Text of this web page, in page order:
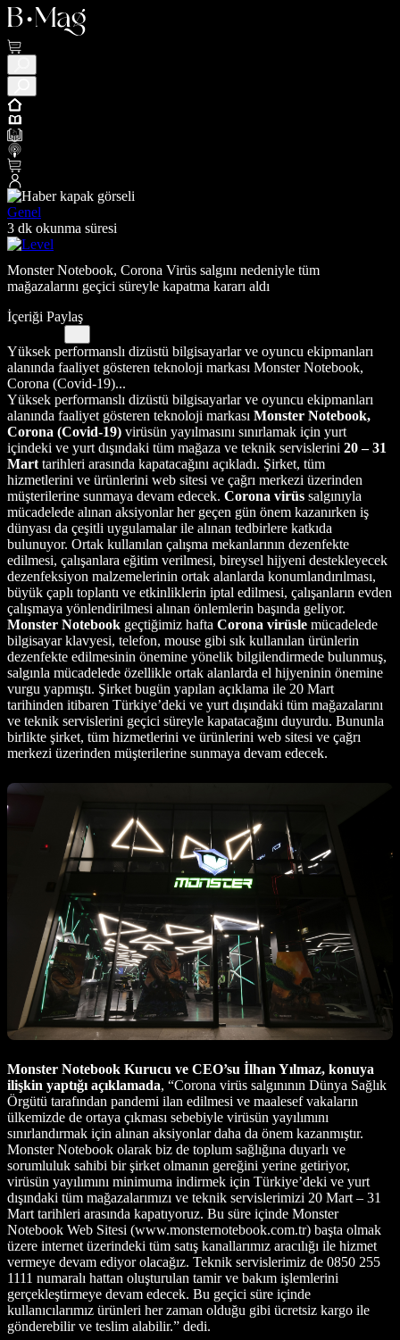
Genel
3 dk okunma süresi
Monster Notebook, Corona Virüs salgını nedeniyle tüm
mağazalarını geçici süreyle kapatma kararı aldı
İçeriği Paylaş
Yüksek performanslı dizüstü bilgisayarlar ve oyuncu ekipmanları
alanında faaliyet gösteren teknoloji markası Monster Notebook,
Corona (Covid-19)...
Yüksek performanslı dizüstü bilgisayarlar ve oyuncu ekipmanları
alanında faaliyet gösteren teknoloji markası Monster Notebook,
Corona (Covid-19) virüsün yayılmasını sınırlamak için yurt
içindeki ve yurt dışındaki tüm mağaza ve teknik servislerini 20 – 31
Mart tarihleri arasında kapatacağını açıkladı. Şirket, tüm
hizmetlerini ve ürünlerini web sitesi ve çağrı merkezi üzerinden
müşterilerine sunmaya devam edecek. Corona virüs salgınıyla
mücadelede alınan aksiyonlar her geçen gün önem kazanırken iş
dünyası da çeşitli uygulamalar ile alınan tedbirlere katkıda
bulunuyor. Ortak kullanılan çalışma mekanlarının dezenfekte
edilmesi, çalışanlara eğitim verilmesi, bireysel hijyeni destekleyecek
dezenfeksiyon malzemelerinin ortak alanlarda konumlandırılması,
büyük çaplı toplantı ve etkinliklerin iptal edilmesi, çalışanların evden
çalışmaya yönlendirilmesi alınan önlemlerin başında geliyor.
Monster Notebook geçtiğimiz hafta Corona virüsle mücadelede
bilgisayar klavyesi, telefon, mouse gibi sık kullanılan ürünlerin
dezenfekte edilmesinin önemine yönelik bilgilendirmede bulunmuş,
salgınla mücadelede özellikle ortak alanlarda el hijyeninin önemine
vurgu yapmıştı. Şirket bugün yapılan açıklama ile 20 Mart
tarihinden itibaren Türkiye’deki ve yurt dışındaki tüm mağazalarını
ve teknik servislerini geçici süreyle kapatacağını duyurdu. Bununla
birlikte şirket, tüm hizmetlerini ve ürünlerini web sitesi ve çağrı
merkezi üzerinden müşterilerine sunmaya devam edecek.
Monster Notebook Kurucu ve CEO’su İlhan Yılmaz, konuya
ilişkin yaptığı açıklamada, “Corona virüs salgınının Dünya Sağlık
Örgütü tarafından pandemi ilan edilmesi ve maalesef vakaların
ülkemizde de ortaya çıkması sebebiyle virüsün yayılımını
sınırlandırmak için alınan aksiyonlar daha da önem kazanmıştır.
Monster Notebook olarak biz de toplum sağlığına duyarlı ve
sorumluluk sahibi bir şirket olmanın gereğini yerine getiriyor,
virüsün yayılımını minimuma indirmek için Türkiye’deki ve yurt
dışındaki tüm mağazalarımızı ve teknik servislerimizi 20 Mart – 31
Mart tarihleri arasında kapatıyoruz. Bu süre içinde Monster
Notebook Web Sitesi (www.monsternotebook.com.tr) başta olmak
üzere internet üzerindeki tüm satış kanallarımız aracılığı ile hizmet
vermeye devam ediyor olacağız. Teknik servislerimiz de 0850 255
1111 numaralı hattan oluşturulan tamir ve bakım işlemlerini
gerçekleştirmeye devam edecek. Bu geçici süre içinde
kullanıcılarımız ürünleri her zaman olduğu gibi ücretsiz kargo ile
gönderebilir ve teslim alabilir.” dedi.